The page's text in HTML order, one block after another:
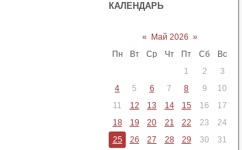
КАЛЕНДАРЬ
« Май 2026 »
Пн
Вт Ср Чт Пт Сб
Вс
1
2
3
4
5 6 7 8 9
10
11
12 13 14 15 16
17
18
19 20 21 22 23
24
25
26 27 28 29 30 31